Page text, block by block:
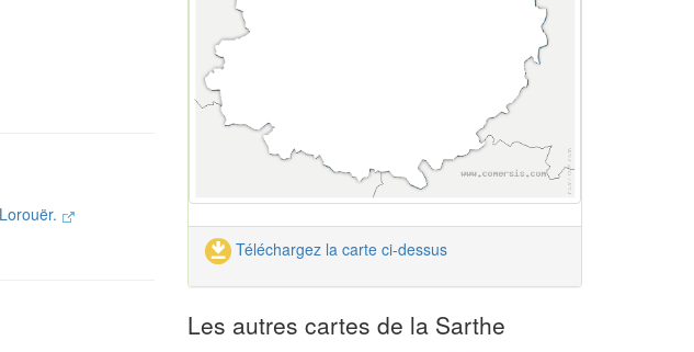
Téléchargez la carte ci-dessus
Les autres cartes de la Sarthe